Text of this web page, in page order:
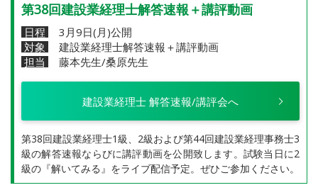
第38回建設業経理士解答速報＋講評動画
日程
3月9日(月)公開
対象
建設業経理士解答速報＋講評動画
担当
藤本先生/桑原先生
建設業経理士 解答速報/講評会へ
第38回建設業経理士1級、2級および第44回建設業経理事務士3
級の解答速報ならびに講評動画を公開致します。試験当日に2
級の『解いてみる』をライブ配信予定。ぜひご参加ください。